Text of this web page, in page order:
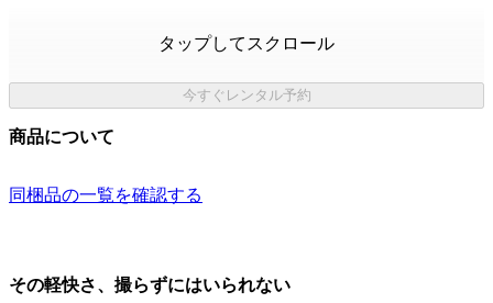
タップしてスクロール
今すぐレンタル予約
商品について
同梱品の一覧を確認する
その軽快さ、撮らずにはいられない